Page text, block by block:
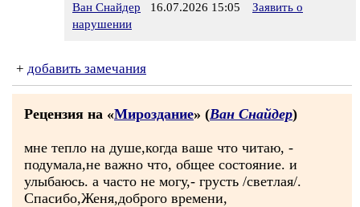
Ван Снайдер 16.07.2026 15:05
Заявить о
нарушении
+ добавить замечания
Рецензия на «Мироздание» (Ван Снайдер)
мне тепло на душе,когда ваше что читаю, -
подумала,не важно что, общее состояние. и
улыбаюсь. а часто не могу,- грусть /светлая/.
Спасибо,Женя,доброго времени,